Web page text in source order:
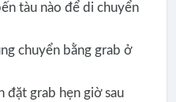
tàu nào để di chuyển
chuyển bằng grab ở
đặt grab hẹn giờ sau